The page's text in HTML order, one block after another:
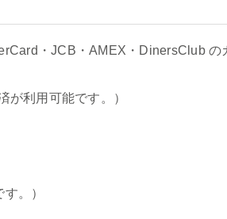
・JCB・AMEX・DinersClub の
が利用可能です。）
。）